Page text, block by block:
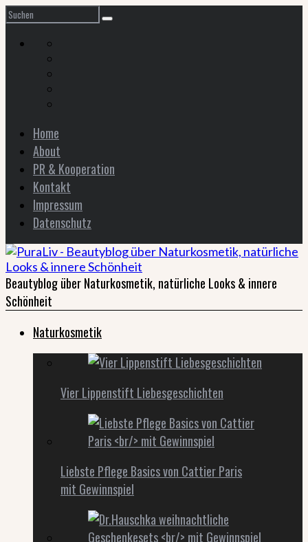
Home
About
PR & Kooperation
Kontakt
Impressum
Datenschutz
Beautyblog über Naturkosmetik, natürliche Looks & innere
Schönheit
Naturkosmetik
Vier Lippenstift Liebesgeschichten
Liebste Pflege Basics von Cattier Paris
mit Gewinnspiel